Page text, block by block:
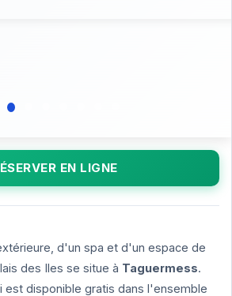
EN LIGNE
d'un spa et d'un espace de
des Iles se situe à Taguermess.
est disponible gratis dans l'ensemble